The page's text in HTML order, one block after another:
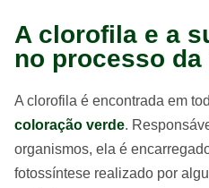
A clorofila e a
no processo
A clorofila é encontrada em
coloração verde.
organismos, ela é
fotossíntese realizado por